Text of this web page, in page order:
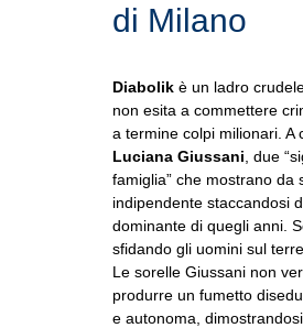
di Milano
Diabolik è un ladro
non esita a commettere
a termine colpi milionari. A
Luciana Giussani , due
famiglia” che mostrano da
indipendente staccandosi
dominante di quegli anni.
sfidando gli uomini sul
Le sorelle Giussani non
produrre un fumetto
e autonoma,